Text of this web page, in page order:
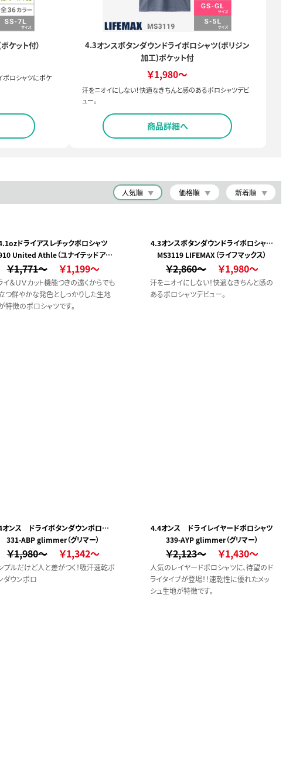
ット付）
ポロシャツにポケ
4.3オンスボタンダウンドライポロシャツ(ポリジン
加工)ポケット付
￥1,980～
汗をニオイにしない！快適なきちんと感のあるポロシャツデビ
ュー。
商品詳細へ
人気順 価格順 新着順
ドライアスレチックポロシャツ
United Athle（ユナイテッドアス
￥1,771～ ￥1,199～
イ＆ＵＶカット機能つきの遠くからでも
つ鮮やかな発色としっかりした生地
特徴のポロシャツです。
4.3オンスボタンダウンドライポロシャツ
(ポリジン加工)ポケット付
MS3119 LIFEMAX（ライフマックス）
￥2,860～ ￥1,980～
汗をニオイにしない！快適なきちんと感の
あるポロシャツデビュー。
ンス ドライボタンダウンポロシャ
ツ
331-ABP glimmer（グリマー）
￥1,980～ ￥1,342～
プルだけど人と差がつく！吸汗速乾ボ
ダウンポロ
4.4オンス ドライレイヤードポロシャツ
339-AYP glimmer（グリマー）
￥2,123～ ￥1,430～
人気のレイヤードポロシャツに、待望のド
ライタイプが登場！！速乾性に優れたメッ
シュ生地が特徴です。